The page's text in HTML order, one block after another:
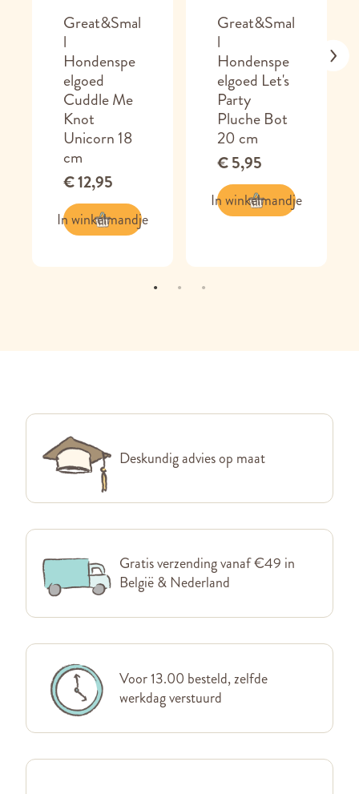
Great&Smal
l
Hondenspe
elgoed
Cuddle Me
Knot
Unicorn 18
cm
€ 12,95
In winkelmandje
Great&Smal
l
Hondenspe
elgoed Let's
Party
Pluche Bot
20 cm
€ 5,95
In winkelmandje
Deskundig advies op maat
Gratis verzending vanaf €49 in
België & Nederland
Voor 13.00 besteld, zelfde
werkdag verstuurd